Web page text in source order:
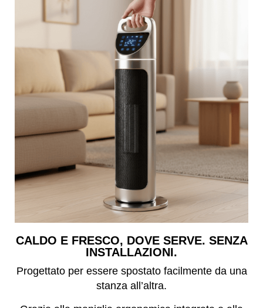
CALDO E FRESCO, DOVE SERVE. SENZA
INSTALLAZIONI.
Progettato per essere spostato facilmente da una
stanza all’altra.